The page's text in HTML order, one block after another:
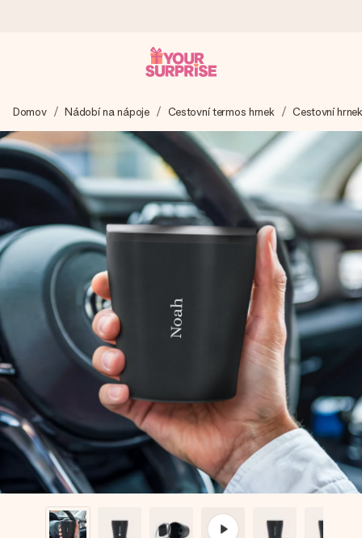
Váš dárek vytvoříme s láskou a bleskově odešleme –
abyste ho mohli darovat právě v tu správnou chvíli, kdy na
tom nejvíc záleží.
4,8 (na základě +15 000 recenzí)
Naše dárky inspirují. Zákazníci nás na Google Reviews
hodnotí známkou 4,8.
Přáníčko zdarma
Vytvořte něco jedinečného během několika kroků – s jejím
jménem, vaší fotografií nebo vzkazem, který doopravdy
zahřeje u srdce. Žádné zbytečné složitosti, jen spousta
lásky pro daný okamžik.
Domov Nádobí na nápoje Cestovní termos hrnek Cestovní hrnek